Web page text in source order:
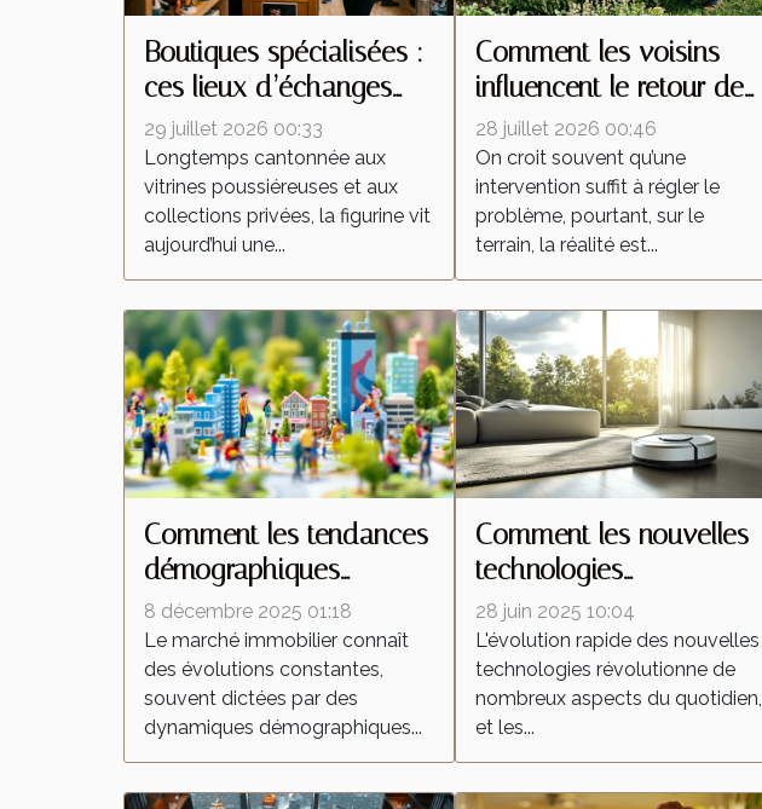
Boutiques spécialisées :
ces lieux d’échanges
qui transforment la
culture de la figurine
29 juillet 2026 00:33
Longtemps cantonnée aux
vitrines poussiéreuses et aux
collections privées, la figurine vit
aujourd’hui une...
Comment les voisins
influencent le retour des
insectes malgré une
intervention locale
28 juillet 2026 00:46
On croit souvent qu’une
intervention suffit à régler le
problème, pourtant, sur le
terrain, la réalité est...
Comment les tendances
démographiques
influencent-elles le
marché immobilier ?
8 décembre 2025 01:18
Le marché immobilier connaît
des évolutions constantes,
souvent dictées par des
dynamiques démographiques...
Comment les nouvelles
technologies
transforment-elles les
aspirateurs autonomes ?
28 juin 2025 10:04
L'évolution rapide des nouvelles
technologies révolutionne de
nombreux aspects du quotidien,
et les...